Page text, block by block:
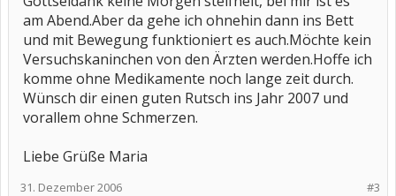
am Abend.Aber da gehe ich ohnehin dann ins Bett
und mit Bewegung funktioniert es auch.Möchte kein
Versuchskaninchen von den Ärzten werden.Hoffe ich
komme ohne Medikamente noch lange zeit durch.
Wünsch dir einen guten Rutsch ins Jahr 2007 und
vorallem ohne Schmerzen.
Liebe Grüße Maria
#3
31. Dezember 2006